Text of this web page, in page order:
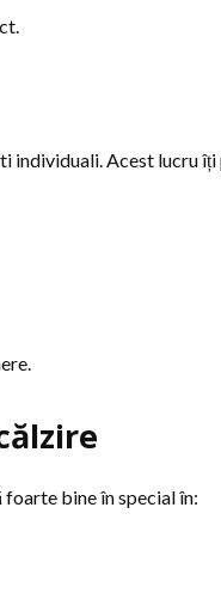
individuali. Acest lucru
bine în special în: